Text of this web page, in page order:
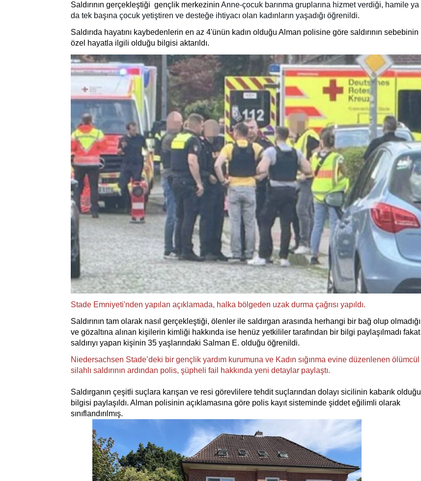
Saldırının gerçekleştiği gençlik merkezinin Anne-çocuk barınma gruplarına hizmet verdiği, hamile ya
da tek başına çocuk yetiştiren ve desteğe ihtiyacı olan kadınların yaşadığı öğrenildi.
Saldırıda hayatını kaybedenlerin en az 4'ünün kadın olduğu Alman polisine göre saldırının sebebinin
özel hayatla ilgili olduğu bilgisi aktarıldı.
Stade Emniyeti'nden yapılan açıklamada, halka bölgeden uzak durma çağrısı yapıldı.
Saldırının tam olarak nasıl gerçekleştiği, ölenler ile saldırgan arasında herhangi bir bağ olup olmadığı
ve gözaltına alınan kişilerin kimliği hakkında ise henüz yetkililer tarafından bir bilgi paylaşılmadı fakat
saldırıyı yapan kişinin 35 yaşlarındaki Salman E. olduğu öğrenildi.
Niedersachsen Stade’deki bir gençlik yardım kurumuna ve Kadın sığınma evine düzenlenen ölümcül
silahlı saldırının ardından polis, şüpheli fail hakkında yeni detaylar paylaştı.
Saldırganın çeşitli suçlara karışan ve resi görevlilere tehdit suçlarından dolayı sicilinin kabarık olduğu
bilgisi paylaşıldı. Alman polisinin açıklamasına göre polis kayıt sisteminde şiddet eğilimli olarak
sınıflandırılmış.